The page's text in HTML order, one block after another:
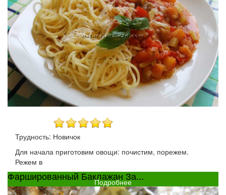
Трудность: Новичок
Для начала приготовим овощи: почистим, порежем.
Режем в
Подробнее
Фаршированный Баклажан За...